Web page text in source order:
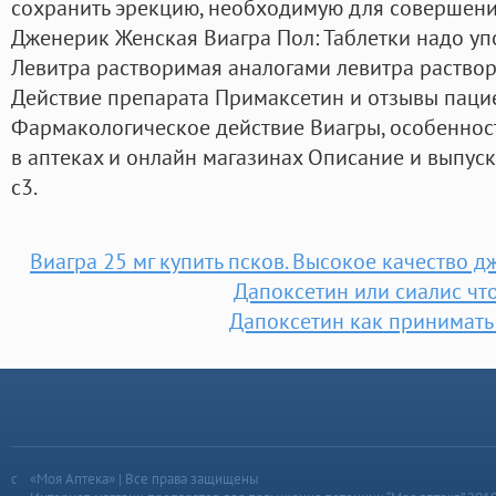
сохранить эрекцию, необходимую для
Дженерик Женская Виагра Пол: Таблетки надо
Левитра растворимая аналогами левитра
Действие препарата Примаксетин и отзывы
Фармакологическое действие Виагры,
в аптеках и онлайн магазинах Описание и
с3.
Виагра 25 мг купить псков. Высокое качество
Дапоксетин или сиалис
Дапоксетин как
«Моя Аптека» | Все права защищены